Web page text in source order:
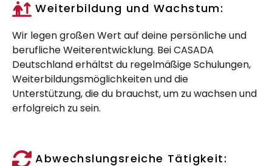
Weiterbildung und Wachstum:
Wir legen großen Wert auf deine persönliche und
berufliche Weiterentwicklung. Bei CASADA
Deutschland erhältst du regelmäßige Schulungen,
Weiterbildungsmöglichkeiten und die
Unterstützung, die du brauchst, um zu wachsen und
erfolgreich zu sein.
Abwechslungsreiche Tätigkeit: